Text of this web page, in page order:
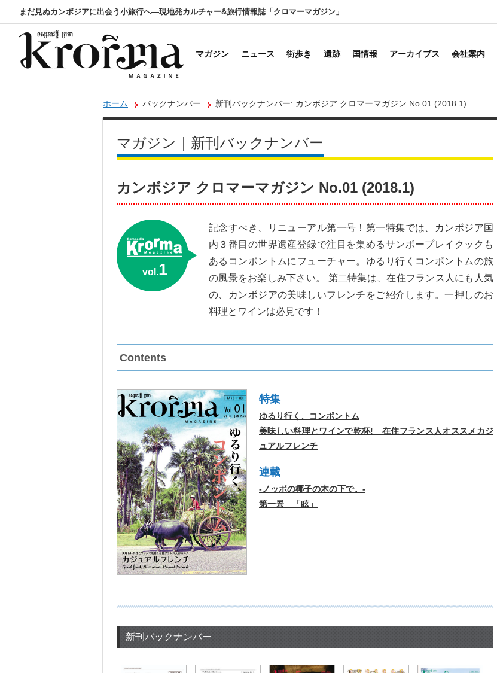
まだ見ぬカンボジアに出会う小旅行へ―現地発カルチャー&旅行情報誌「クロマーマガジン」
マガジン ニュース 街歩き 遺跡 国情報 アーカイブス 会社案内
ホーム バックナンバー 新刊バックナンバー: カンボジア クロマーマガジン No.01 (2018.1)
マガジン｜新刊バックナンバー
カンボジア クロマーマガジン No.01 (2018.1)
vol.1
記念すべき、リニューアル第一号！第一特集では、カンボジア国
内３番目の世界遺産登録で注目を集めるサンボープレイクックも
あるコンポントムにフューチャー。ゆるり行くコンポントムの旅
の風景をお楽しみ下さい。 第二特集は、在住フランス人にも人気
の、カンボジアの美味しいフレンチをご紹介します。一押しのお
料理とワインは必見です！
Contents
特集
ゆるり行く、コンポントム
美味しい料理とワインで乾杯! 在住フランス人オススメカジ
ュアルフレンチ
連載
-ノッポの椰子の木の下で。-
第一景 「眩」
新刊バックナンバー